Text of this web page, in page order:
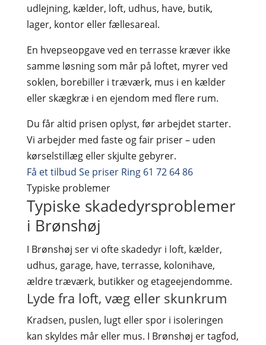
udlejning, kælder, loft, udhus, have, butik,
lager, kontor eller fællesareal.
En hvepseopgave ved en terrasse kræver ikke
samme løsning som mår på loftet, myrer ved
soklen, borebiller i træværk, mus i en kælder
eller skægkræ i en ejendom med flere rum.
Du får altid prisen oplyst, før arbejdet starter.
Vi arbejder med faste og fair priser – uden
kørselstillæg eller skjulte gebyrer.
Få et tilbud Se priser Ring 61 72 64 86
Typiske problemer
Typiske skadedyrsproblemer
i Brønshøj
I Brønshøj ser vi ofte skadedyr i loft, kælder,
udhus, garage, have, terrasse, kolonihave,
ældre træværk, butikker og etageejendomme.
Lyde fra loft, væg eller skunkrum
Kradsen, puslen, lugt eller spor i isoleringen
kan skyldes mår eller mus. I Brønshøj er tagfod,